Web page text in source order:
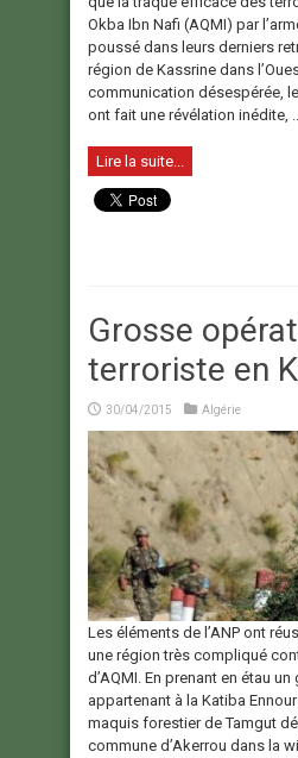
Okba Ibn Nafi (AQMI) par
poussé dans leurs derniers
région de Kassrine dans
communication désespérée,
ont fait une révélation inédite,
Lire la suite...
Grosse
terroriste en
30/04/2015 Algérie
Les éléments de l’ANP ont
une région très compliqué
d’AQMI. En prenant en étau
appartenant à la Katiba
maquis forestier de Tamgut
commune d’Akerrou dans la